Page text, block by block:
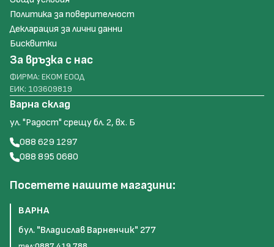
Политика за поверителност
Декларация за лични данни
Бисквитки
За връзка с нас
ФИРМА: ЕКОМ ЕООД
ЕИК: 103609819
Варна склад
ул. "Радост" срещу бл. 2, вх. Б
088 629 1297
088 895 0680
Посетете нашите магазини:
ВАРНА
бул. "Владислав Варненчик" 277